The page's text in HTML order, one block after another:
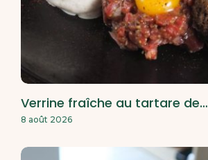
Verrine fraîche au tartare de…
8 août 2026